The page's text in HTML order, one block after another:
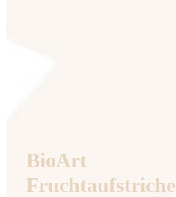
BioArt
Fruchtaufstriche